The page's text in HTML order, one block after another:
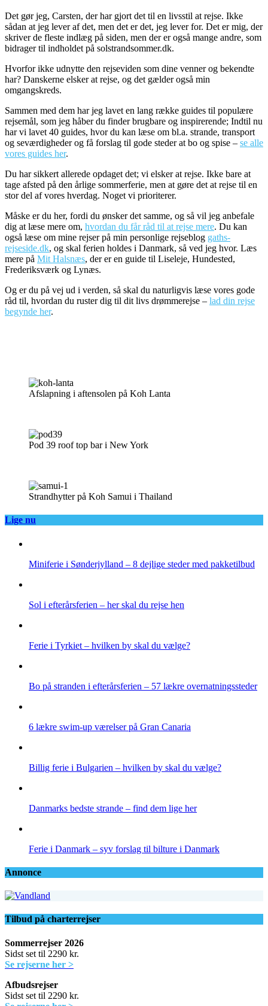
Det gør jeg, Carsten, der har gjort det til en livsstil at rejse. Ikke
sådan at jeg lever af det, men det er det, jeg lever for. Det er mig, der
skriver de fleste indlæg på siden, men der er også mange andre, som
bidrager til indholdet på solstrandsommer.dk.
Hvorfor ikke udnytte den rejseviden som dine venner og bekendte
har? Danskerne elsker at rejse, og det gælder også min
omgangskreds.
Sammen med dem har jeg lavet en lang række guides til populære
rejsemål, som jeg håber du finder brugbare og inspirerende; Indtil nu
har vi lavet 40 guides, hvor du kan læse om bl.a. strande, transport
og seværdigheder og få forslag til gode steder at bo og spise – se alle
vores guides her.
Du har sikkert allerede opdaget det; vi elsker at rejse. Ikke bare at
tage afsted på den årlige sommerferie, men at gøre det at rejse til en
stor del af vores hverdag. Noget vi prioriterer.
Måske er du her, fordi du ønsker det samme, og så vil jeg anbefale
dig at læse mere om, hvordan du får råd til at rejse mere. Du kan
også læse om mine rejser på min personlige rejseblog gaths-
rejseside.dk, og skal ferien holdes i Danmark, så ved jeg hvor. Læs
mere på Mit Halsnæs, der er en guide til Liseleje, Hundested,
Frederiksværk og Lynæs.
Og er du på vej ud i verden, så skal du naturligvis læse vores gode
råd til, hvordan du ruster dig til dit livs drømmerejse – lad din rejse
begynde her.
Afslapning i aftensolen på Koh Lanta
Pod 39 roof top bar i New York
Strandhytter på Koh Samui i Thailand
Lige nu
Miniferie i Sønderjylland – 8 dejlige steder med pakketilbud
Sol i efterårsferien – her skal du rejse hen
Ferie i Tyrkiet – hvilken by skal du vælge?
Bo på stranden i efterårsferien – 57 lækre overnatningssteder
6 lækre swim-up værelser på Gran Canaria
Billig ferie i Bulgarien – hvilken by skal du vælge?
Danmarks bedste strande – find dem lige her
Ferie i Danmark – syv forslag til bilture i Danmark
Annonce
Tilbud på charterrejser
Sommerrejser 2026
Sidst set til 2290 kr.
Se rejserne her >
Afbudsrejser
Sidst set til 2290 kr.